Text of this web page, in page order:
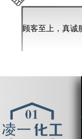
顾客至上，真诚